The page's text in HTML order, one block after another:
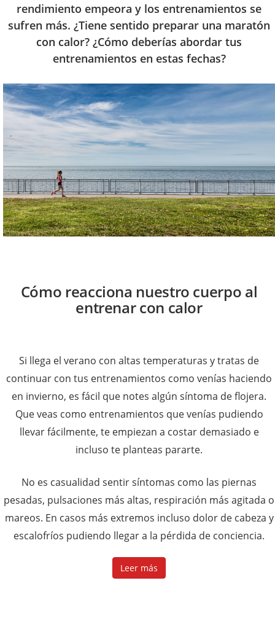
rendimiento empeora y los entrenamientos se
sufren más. ¿Tiene sentido preparar una maratón
con calor? ¿Cómo deberías abordar tus
entrenamientos en estas fechas?
Cómo reacciona nuestro cuerpo al
entrenar con calor
Si llega el verano con altas temperaturas y tratas de
continuar con tus entrenamientos como venías haciendo
en invierno, es fácil que notes algún síntoma de flojera.
Que veas como entrenamientos que venías pudiendo
llevar fácilmente, te empiezan a costar demasiado e
incluso te planteas pararte.
No es casualidad sentir síntomas como las piernas
pesadas, pulsaciones más altas, respiración más agitada o
mareos. En casos más extremos incluso dolor de cabeza y
escalofríos pudiendo llegar a la pérdida de conciencia.
Leer más